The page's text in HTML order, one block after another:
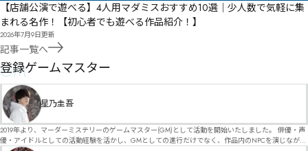
【店舗公演で遊べる】4人用マダミスおすすめ10選｜少人数で気軽に集
まれる名作！【初心者でも遊べる作品紹介！】
2026年7月9日更新
記事一覧へ
GM
登録ゲームマスター
星乃圭吾
2019年より、マーダーミステリーのゲームマスター(GM)として活動を開始いたしました。 俳優・声
優・アイドルとしての活動経験を活かし、GMとしての進行だけでなく、作品内のNPCを演じなが